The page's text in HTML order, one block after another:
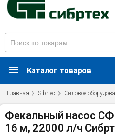
Каталог товаров
Главная Sibrtec Силовое
Фекальный насос
16 м, 22000 л/ч